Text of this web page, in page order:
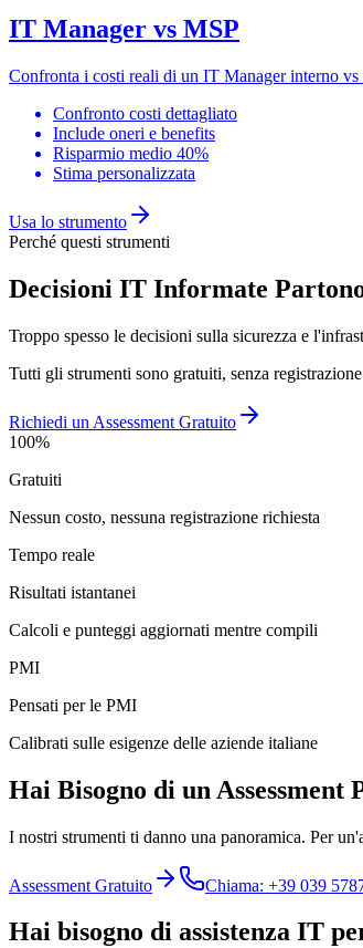
IT Manager vs MSP
Confronta i costi reali di un IT Manager interno
Confronto costi dettagliato
Include oneri e benefits
Risparmio medio 40%
Stima personalizzata
Usa lo strumento
Perché questi strumenti
Decisioni IT Informate
Troppo spesso le decisioni sulla sicurezza e
Tutti gli strumenti sono gratuiti, senza
Richiedi un Assessment Gratuito
100%
Gratuiti
Nessun costo, nessuna registrazione richiesta
Tempo reale
Risultati istantanei
Calcoli e punteggi aggiornati mentre compili
PMI
Pensati per le PMI
Calibrati sulle esigenze delle aziende italiane
Hai Bisogno di un Assessment
I nostri strumenti ti danno una panoramica. Per
Assessment Gratuito Chiama: +39 039
Hai bisogno di assistenza IT